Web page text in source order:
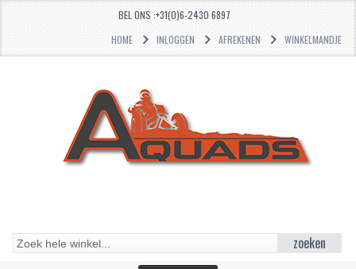
BEL ONS :+31(0)6-2430 6897
HOME
INLOGGEN AFREKENEN WINKELMANDJE
zoeken